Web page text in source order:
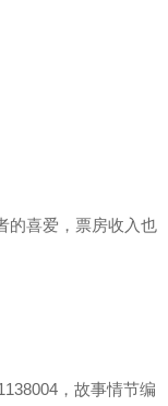
的喜爱，票房收入也
，故事情节编